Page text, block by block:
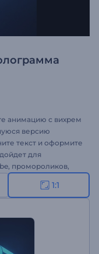
анимацию с вихрем
версию
текст и оформите
для
промороликов,
свою заставку с
1:1